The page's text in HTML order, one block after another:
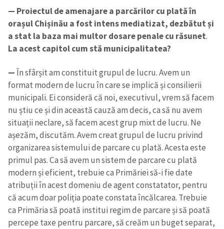
— Proiectul de amenajare a parcărilor cu plată în
orașul Chișinău a fost intens mediatizat, dezbătut și
a stat la baza mai multor dosare penale cu răsunet.
La acest capitol cum stă municipalitatea?
—În sfârșit am constituit grupul de lucru. Avem un
format modern de lucru în care se implică și consilierii
municipali. Ei consideră că noi, executivul, vrem să facem
nu știu ce și din această cauză am decis, ca să nu avem
situații neclare, să facem acest grup mixt de lucru. Ne
așezăm, discutăm. Avem creat grupul de lucru privind
organizarea sistemului de parcare cu plată. Acesta este
primul pas. Ca să avem un sistem de parcare cu plată
modern și eficient, trebuie ca Primăriei să-i fie date
atribuții în acest domeniu de agent constatator, pentru
că acum doar poliția poate constata încălcarea. Trebuie
ca Primăria să poată institui regim de parcare și să poată
percepe taxe pentru parcare, să creăm un buget separat,